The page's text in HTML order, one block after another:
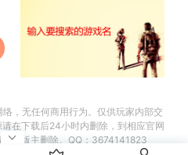
，无任何商用行为。仅供玩家内部交
在下载后24小时内删除，到相应官网
系版主删除。QQ：3674141823